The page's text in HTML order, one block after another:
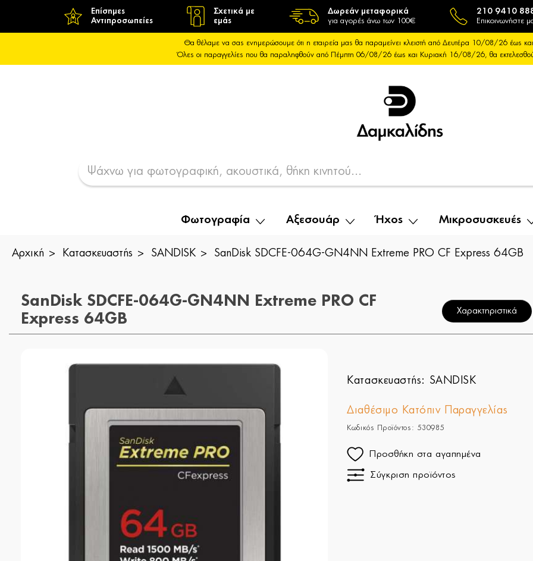
Επίσημες
Αντιπροσωπείες
Σχετικά με
εμάς
Δωρεάν μεταφορικά
για αγορές άνω των 100€
210 9410
Επικοινωνήστε
Θα θέλαμε να σας ενημερώσουμε ότι η εταιρεία μας θα παραμείνει κλειστή από Δευτέρα 10/08/26 έως
Όλες οι παραγγελίες που θα παραληφθούν από Πέμπτη 06/08/26 έως και Κυριακή 16/08/26, θα
Φωτογραφία Αξεσουάρ Ήχος Μικροσυσκευές
Αρχική Κατασκευαστής SANDISK SanDisk SDCFE-064G-GN4NN Extreme PRO CF Express 64GB
SanDisk SDCFE-064G-GN4NN Extreme PRO CF
Express 64GB
Χαρακτηριστικά
Κατασκευαστής: SANDISK
Διαθέσιμο Κατόπιν Παραγγελίας
Κωδικός Προϊόντος: 530985
Προσθήκη στα αγαπημένα
Σύγκριση προϊόντος